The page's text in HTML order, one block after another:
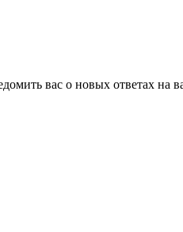
вас о новых ответах на